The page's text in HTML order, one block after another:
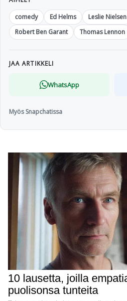
comedy
Ed Helms Leslie Nielsen
Robert Ben Garant
Thomas Lennon
JAA ARTIKKELI
WhatsApp
Myös Snapchatissa